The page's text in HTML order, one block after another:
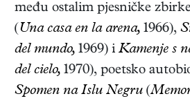
među ostalim pjesničke
(Una casa en la arena, 1966),
del mundo, 1969) i Kamenje s
del cielo, 1970), poetsko
Spomen na Islu Negru (